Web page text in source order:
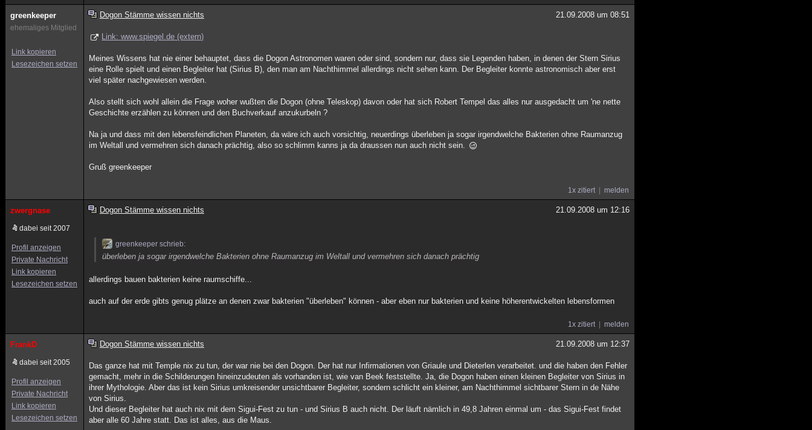
greenkeeper
ehemaliges Mitglied
Link kopieren
Lesezeichen setzen
Dogon Stämme wissen nichts 21.09.2008 um 08:51
Link: www.spiegel.de (extern)
Meines Wissens hat nie einer behauptet, dass die Dogon Astronomen waren oder sind, sondern nur, dass sie Legenden haben, in denen der Stern Sirius
eine Rolle spielt und einen Begleiter hat (Sirius B), den man am Nachthimmel allerdings nicht sehen kann. Der Begleiter konnte astronomisch aber erst
viel später nachgewiesen werden.
Also stellt sich wohl allein die Frage woher wußten die Dogon (ohne Teleskop) davon oder hat sich Robert Tempel das alles nur ausgedacht um 'ne nette
Geschichte erzählen zu können und den Buchverkauf anzukurbeln ?
Na ja und dass mit den lebensfeindlichen Planeten, da wäre ich auch vorsichtig, neuerdings überleben ja sogar irgendwelche Bakterien ohne Raumanzug
im Weltall und vermehren sich danach prächtig, also so schlimm kanns ja da draussen nun auch nicht sein.
Gruß greenkeeper
1x zitiert melden
zwergnase
dabei seit 2007
Profil anzeigen
Private Nachricht
Link kopieren
Lesezeichen setzen
Dogon Stämme wissen nichts 21.09.2008 um 12:16
greenkeeper schrieb:
überleben ja sogar irgendwelche Bakterien ohne Raumanzug im Weltall und vermehren sich danach prächtig
allerdings bauen bakterien keine raumschiffe...
auch auf der erde gibts genug plätze an denen zwar bakterien "überleben" können - aber eben nur bakterien und keine höherentwickelten lebensformen
1x zitiert melden
FrankD
dabei seit 2005
Profil anzeigen
Private Nachricht
Link kopieren
Lesezeichen setzen
Dogon Stämme wissen nichts 21.09.2008 um 12:37
Das ganze hat mit Temple nix zu tun, der war nie bei den Dogon. Der hat nur Infirmationen von Griaule und Dieterlen verarbeitet. und die haben den Fehler
gemacht, mehr in die Schilderungen hineinzudeuten als vorhanden ist, wie van Beek feststellte. Ja, die Dogon haben einen kleinen Begleiter von Sirius in
ihrer Mythologie. Aber das ist kein Sirius umkreisender unsichtbarer Begleiter, sondern schlicht ein kleiner, am Nachthimmel sichtbarer Stern in de Nähe
von Sirius.
Und dieser Begleiter hat auch nix mit dem Sigui-Fest zu tun - und Sirius B auch nicht. Der läuft nämlich in 49,8 Jahren einmal um - das Sigui-Fest findet
aber alle 60 Jahre statt. Das ist alles, aus die Maus.